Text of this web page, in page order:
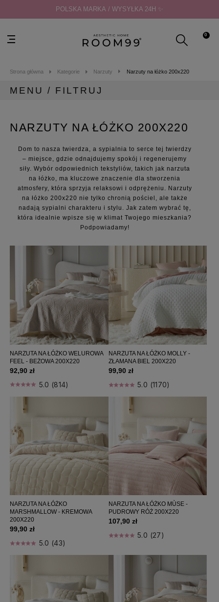
POLSKA MARKA / WYSYŁKA 24H ✨
0
Strona główna Kategorie Narzuty Narzuty na łóżko 200x220
MENU / FILTRUJ
Kategorie
Zasłony na taras
Firany gotowe
Poszewki dekoracyjne
Poduszki dekoracyjne
Poduszki na krzesła
Narzuty
Narzuty na łóżko 170x210
Narzuty na łóżko 220x240
Narzuty na łóżko 240x260
Narzuty na kanapę
Obrusy
Prześcieradła
Poduszki
Koce / pledy
Zapachy do domu
Perfumy damskie
Home wellness
Nowości
Promocje
FILTRUJ
Kategorie: Narzuty na łóżko 200x220
Producent: (wybierz)
Cena: (wybierz)
NARZUTY NA ŁÓŻKO 200X220
Dom to nasza twierdza, a sypialnia to serce tej twierdzy
– miejsce, gdzie odnajdujemy spokój i regenerujemy
siły. Wybór odpowiednich tekstyliów, takich jak narzuta
na łóżko, ma kluczowe znaczenie dla stworzenia
atmosfery, która sprzyja relaksowi i odprężeniu. Narzuty
na łóżko 200x220 nie tylko chronią pościel, ale także
nadają sypialni charakteru i stylu. Jak zatem wybrać tę,
która idealnie wpisze się w klimat Twojego mieszkania?
Podpowiadamy!
NARZUTA NA ŁÓŻKO WELUROWA
FEEL - BEŻOWA 200X220
92,90 zł
5.0 (814)
NARZUTA NA ŁÓŻKO MOLLY -
ZŁAMANA BIEL 200X220
99,90 zł
5.0 (1170)
NARZUTA NA ŁÓŻKO
MARSHMALLOW - KREMOWA
200X220
99,90 zł
5.0 (43)
NARZUTA NA ŁÓŻKO MÙSE -
PUDROWY RÓŻ 200X220
107,90 zł
5.0 (27)